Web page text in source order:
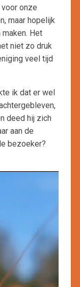
onze
maar hopelijk
Het
niet zo druk
veel tijd
ik dat er wel
deed hij zich
aan de
bezoeker?